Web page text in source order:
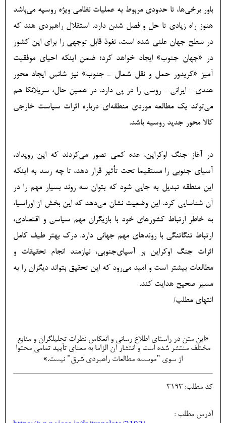
باور برخی‌ها، تا حدودی مربوط به عملیات نظامی ویژه روسیه می‌باشد
هنوز راه زیادی تا حل و فصل شدن دارد. استقلال راهبردی هند که
در سطح جهان علنی شده است، نفوذ قابل توجهی را برای این کشور
در «جهان جنوب» ایجاد خواهد کرد؛ ضمن اینکه احیای موفقیت
آمیز «کریدور حمل و نقل شمال ـ جنوب» نیز شانس ایجاد محور
هندی ـ ایرانی ـ روسی را در پی دارد. در همین حال، سریلانکا هم
می‌تواند یک مطالعه موردی منطقه‌ای درباره اثرات سیاست خارجی
کالا محور جدید روسیه باشد.
در آغاز جنگ اوکراین، عده کمی تصور می‌کردند که این رویداد،
آسیای جنوبی را مستقیما تحت تأثیر قرار دهد، تا چه رسد به اینکه
این منطقه تبدیل به جایی شود که بتوان سه روند بسیار مهم را در
آن شناسایی کرد. این وضعیت نشان می‌دهد که این بخش از اوراسیا،
به خاطر ارتباط کشورهای خود با بازیگران مهم سیاسی و اقتصادی،
ارتباط تنگاتنگی با روندهای مهم جهانی دارد. درک بهتر طیف کامل
اثرات جنگ اوکراین بر آسیای‌جنوبی، نیازمند انجام تحقیقات و
مطالعات بیشتر است و امید می‌رود که این تحقیق بتواند دیگران را به
مسیر صحیح هدایت کند.
انتهای مطلب/
«این متن در راستای اطلاع رسانی و انعكاس نظرات تحليلگران و منابع
مختلف منتشر شده است و انتشار آن الزاما به معنای تأیید تمامی محتوا
از سوی "موسسه مطالعات راهبردی شرق" نیست.»
کد مطلب: 3193
آدرس مطلب :